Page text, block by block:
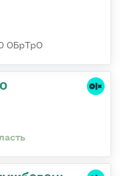
ОБрТрО